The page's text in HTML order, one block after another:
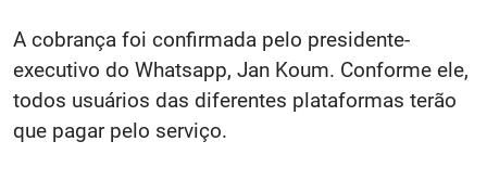
A cobrança foi confirmada pelo presidente-
executivo do Whatsapp, Jan Koum. Conforme ele,
todos usuários das diferentes plataformas terão
que pagar pelo serviço.